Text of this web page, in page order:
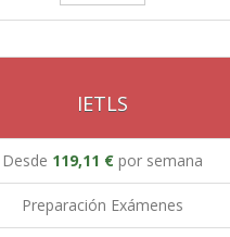
IETLS
Desde 119,11 €por semana
Preparación Exámenes